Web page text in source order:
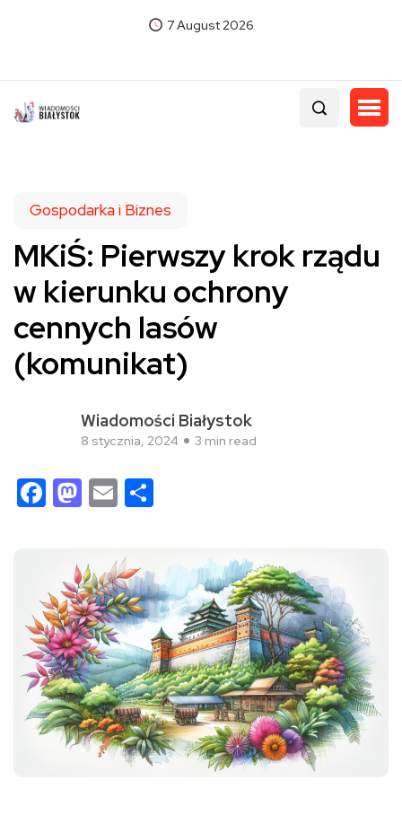
7 August 2026
Gospodarka i Biznes
MKiŚ: Pierwszy krok rządu
w kierunku ochrony
cennych lasów
(komunikat)
Wiadomości Białystok
8 stycznia, 2024 3 min read
Facebook
Mastodon
Email